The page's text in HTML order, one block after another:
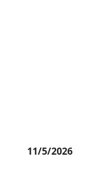
11/5/2026